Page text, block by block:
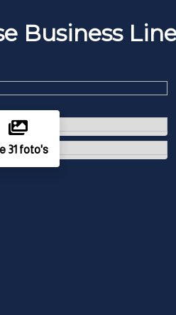
Business
31 foto's